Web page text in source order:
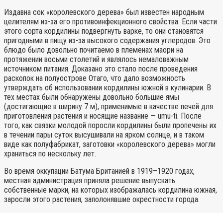
Издавна сок «королевского дерева» был известен народным
целителям из-за его противоинфекционного свойства. Если части
этого сорта кордилины подвергнуть варке, то они становятся
пригодными в пищу из-за высокого содержания углеродов. Это
блюдо было довольно почитаемо в племенах маори на
протяжении восьми столетий и являлось немаловажным
источником питания. Доказано это стало после проведения
раскопок на полуострове Отаго, что дало возможность
утверждать об использовании кордилины южной в кулинарии. В
тех местах были обнаружены довольно большие ямы
(достигающие в ширину 7 м), применимые в качестве печей для
приготовления растения и носящие название — umu-ti. После
того, как связки молодой поросли кордилины были пропечены их
в течении пары суток высушивали на ярком солнце, и в таком
виде как полуфабрикат, заготовки «королевского дерева» могли
храниться по нескольку лет.
Во время оккупации Батума Британией в 1919–1920 годах,
местная администрация приняла решение выпускать
собственные марки, на которых изображалась кордилина южная,
заросли этого растения, заполонявшие окрестности города.